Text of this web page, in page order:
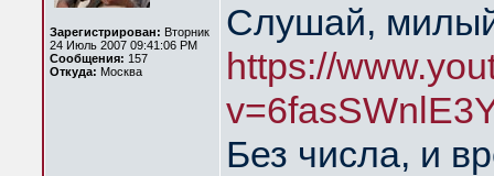
Зарегистрирован: Вторник
24 Июль 2007 09:41:06 PM
Сообщения: 157
Откуда: Москва
Слушай,
https://
Без числа, и